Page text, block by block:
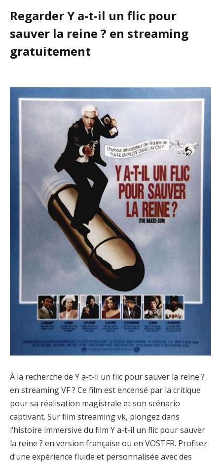
Regarder Y a-t-il un flic pour
sauver la reine ? en streaming
gratuitement
À la recherche de Y a-t-il un flic pour sauver la reine ?
en streaming VF ? Ce film est encensé par la critique
pour sa réalisation magistrale et son scénario
captivant. Sur film streaming vk, plongez dans
l’histoire immersive du film Y a-t-il un flic pour sauver
la reine ? en version française ou en VOSTFR. Profitez
d’une expérience fluide et personnalisée avec des